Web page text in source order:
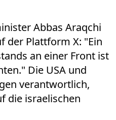
Abbas Araqchi
der Plattform X: "Ein
an einer Front ist
Die USA und
verantwortlich,
die israelischen